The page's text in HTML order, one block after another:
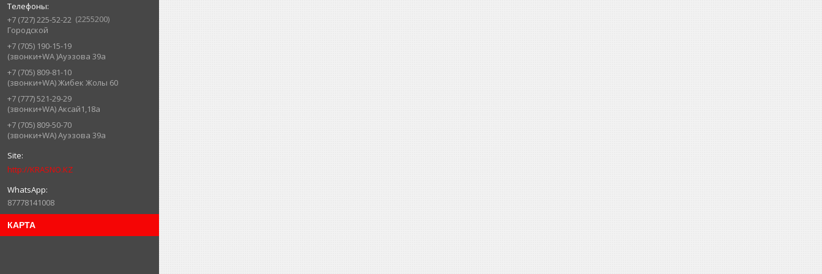
+7 (727) 225-52-22 2255200
Городской
+7 (705) 190-15-19
(звонки+WA )Ауэзова 39а
+7 (705) 809-81-10
(звонки+WA) Жибек Жолы 60
+7 (777) 521-29-29
(звонки+WA) Аксай1,18а
+7 (705) 809-50-70
(звонки+WA) Ауэзова 39а
http://KRASNO.KZ
87778141008
КАРТА